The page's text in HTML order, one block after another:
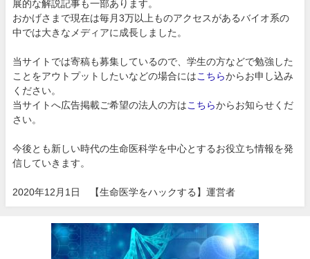
展的な解説記事も一部あります。
おかげさまで現在は毎月3万以上ものアクセスがあるバイオ系の
中では大きなメディアに成長しました。
当サイトでは寄稿も募集しているので、学生の方などで勉強した
ことをアウトプットしたいなどの場合には こちらからお申し込み
ください。
当サイトへ広告掲載ご希望の法人の方は こちらからお知らせくだ
さい。
今後とも新しい時代の生命医科学を中心とするお役立ち情報を発
信していきます。
2020年12月1日 【生命医学をハックする】運営者